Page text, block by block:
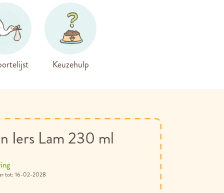
Keuzehulp
Iers Lam 230 ml
16-02-2028